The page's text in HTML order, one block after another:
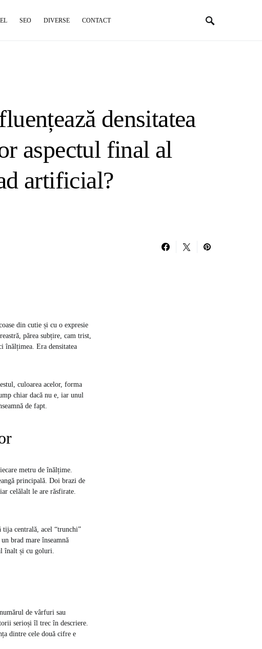
SEO DIVERSE CONTACT
densitatea
aspectul final al
artificial?
din cutie și cu o expresie
părea subțire, cam trist,
înălțimea. Era densitatea
culoarea acelor, forma
chiar dacă nu e, iar unul
de fapt.
metru de înălțime.
principală. Doi brazi de
celălalt le are răsfirate.
tija centrală, acel “trunchi”
brad mare înseamnă
înalt și cu goluri.
de vârfuri sau
serioși îl trec în descriere.
dintre cele două cifre e